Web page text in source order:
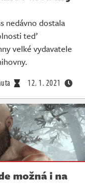
nedávno dostala
teď
velké vydavatele
12. 1. 2021
možná i na